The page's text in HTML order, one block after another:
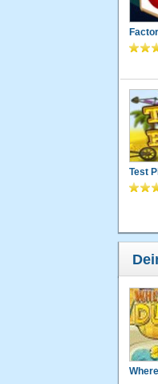
Test